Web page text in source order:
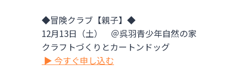
◆冒険クラブ【親子】◆
12月13日（土） ＠呉羽青少年自然の家
クラフトづくりとカートンドッグ
▶ 今すぐ申し込む